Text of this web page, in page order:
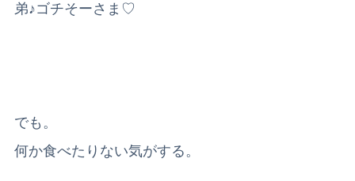
弟♪ゴチそーさま♡
でも。
何か食べたりない気がする。